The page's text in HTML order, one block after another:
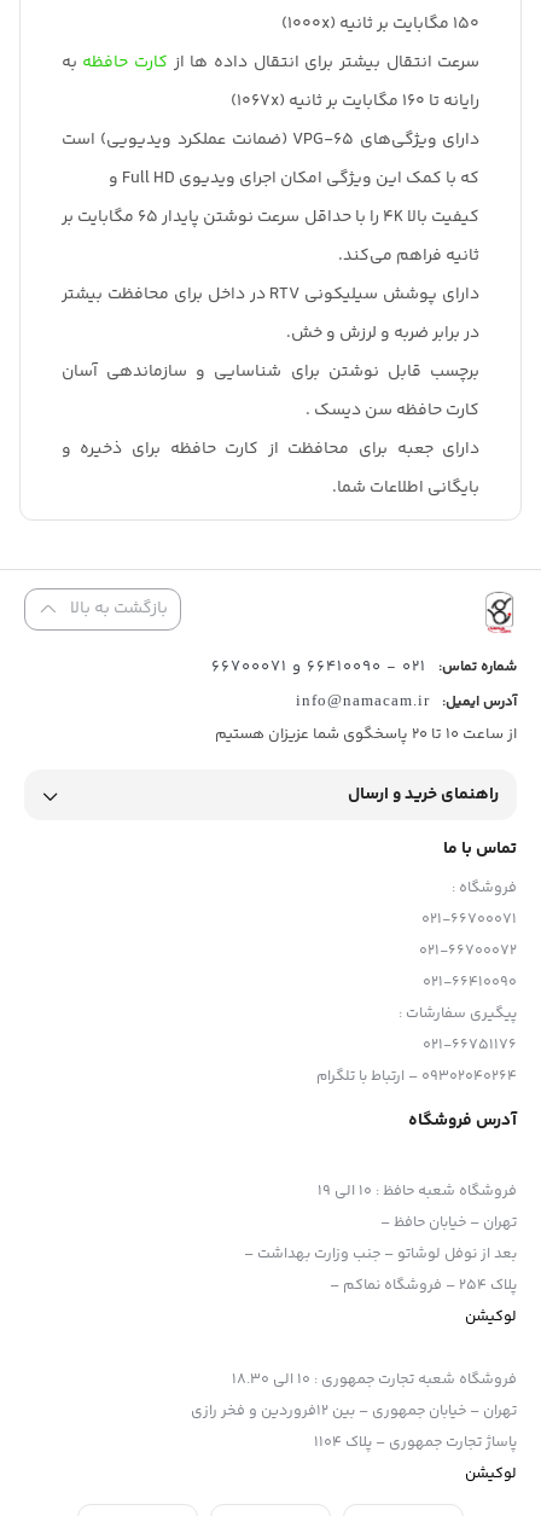
150 مگابایت بر ثانیه (1000x)
سرعت انتقال بیشتر برای انتقال داده ها از کارت حافظه به
رایانه تا 160 مگابایت بر ثانیه (1067x)
دارای ویژگی‌های VPG-65 (ضمانت عملکرد ویدیویی) است
که با کمک این ویژگی امکان اجرای ویدیوی Full HD و
کیفیت بالا 4K را با حداقل سرعت نوشتن پایدار 65 مگابایت بر
ثانیه فراهم می‌کند.
دارای پوشش سیلیکونی RTV در داخل برای محافظت بیشتر
در برابر ضربه و لرزش و خش.
برچسب قابل نوشتن برای شناسایی و سازماندهی آسان
کارت حافظه سن دیسک .
دارای جعبه برای محافظت از کارت حافظه برای ذخیره و
بایگانی اطلاعات شما.
بازگشت به بالا
شماره تماس: 021 - 66410090 و 66700071
آدرس ایمیل: info@namacam.ir
از ساعت 10 تا 20 پاسخگوی شما عزیزان هستیم
راهنمای خرید و ارسال
تماس با ما
فروشگاه :
021-66700071
021-66700072
021-66410090
پیگیری سفارشات :
021-66751176
09302040264 – ارتباط با تلگرام
آدرس فروشگاه
فروشگاه شعبه حافظ: 10 الی 19
تهران – خیابان حافظ –
بعد از نوفل لوشاتو – جنب وزارت بهداشت –
پلاک 254 – فروشگاه نماکم –
لوکیشن
فروشگاه شعبه تجارت جمهوری : 10 الی 18.30
تهران – خیابان جمهوری – بین 12فروردین و فخر رازی
پاساژ تجارت جمهوری – پلاک 1104
لوکیشن